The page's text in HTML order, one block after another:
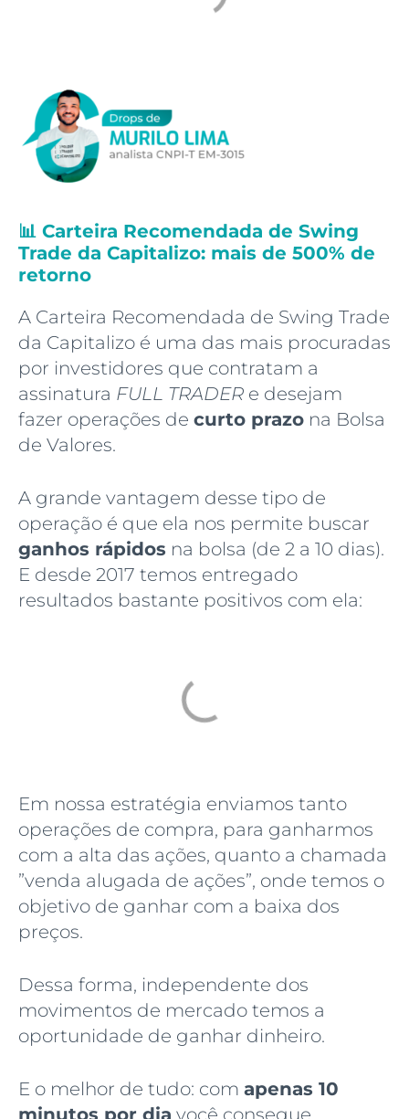
📊 Carteira Recomendada de Swing
Trade da Capitalizo: mais de 500% de
retorno
A Carteira Recomendada de Swing Trade
da Capitalizo é uma das mais procuradas
por investidores que contratam a
assinatura FULL TRADER e desejam
fazer operações de curto prazo na Bolsa
de Valores.
A grande vantagem desse tipo de
operação é que ela nos permite buscar
ganhos rápidos na bolsa (de 2 a 10 dias).
E desde 2017 temos entregado
resultados bastante positivos com ela:
Em nossa estratégia enviamos tanto
operações de compra, para ganharmos
com a alta das ações, quanto a chamada
”venda alugada de ações”, onde temos o
objetivo de ganhar com a baixa dos
preços.
Dessa forma, independente dos
movimentos de mercado temos a
oportunidade de ganhar dinheiro.
E o melhor de tudo: com apenas 10
minutos por dia você consegue